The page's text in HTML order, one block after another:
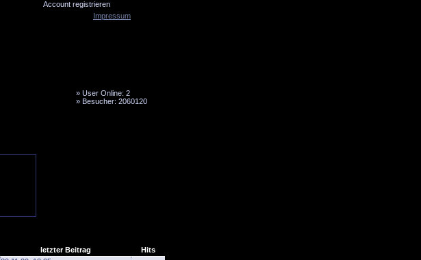
Account registrieren
» User Online: 2
» Besucher: 2060120
letzter Beitrag
Hits
Impressum